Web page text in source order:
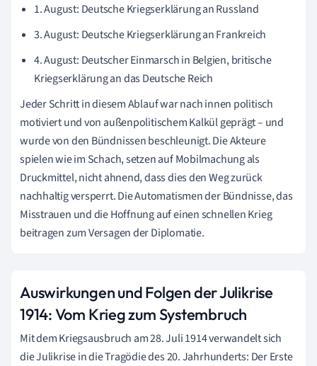
1. August: Deutsche Kriegserklärung an Russland
3. August: Deutsche Kriegserklärung an Frankreich
4. August: Deutscher Einmarsch in Belgien, britische
Kriegserklärung an das Deutsche Reich
Jeder Schritt in diesem Ablauf war nach innen politisch
motiviert und von außenpolitischem Kalkül geprägt – und
wurde von den Bündnissen beschleunigt. Die Akteure
spielen wie im Schach, setzen auf Mobilmachung als
Druckmittel, nicht ahnend, dass dies den Weg zurück
nachhaltig versperrt. Die Automatismen der Bündnisse, das
Misstrauen und die Hoffnung auf einen schnellen Krieg
beitragen zum Versagen der Diplomatie.
Auswirkungen und Folgen der Julikrise
1914: Vom Krieg zum Systembruch
Mit dem Kriegsausbruch am 28. Juli 1914 verwandelt sich
die Julikrise in die Tragödie des 20. Jahrhunderts: Der Erste